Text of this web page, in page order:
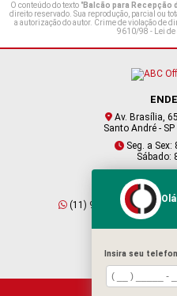
O conteúdo do texto "Balcão para Recepção
direito reservado. Sua reprodução, parcial ou
a autorização do autor. Crime de violação de
9610/98 - Lei
Av. Brasília,
Santo André -
Seg. a Sex:
Sábado:
(11) 95409-2229
Insira seu